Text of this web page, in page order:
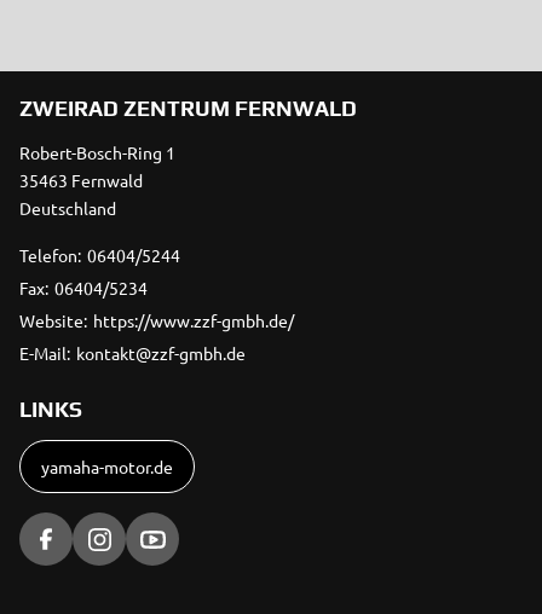
ZWEIRAD ZENTRUM FERNWALD
Robert-Bosch-Ring 1
35463 Fernwald
Deutschland
Telefon: 06404/5244
Fax: 06404/5234
Website: https://www.zzf-gmbh.de/
E-Mail: kontakt@zzf-gmbh.de
LINKS
yamaha-motor.de